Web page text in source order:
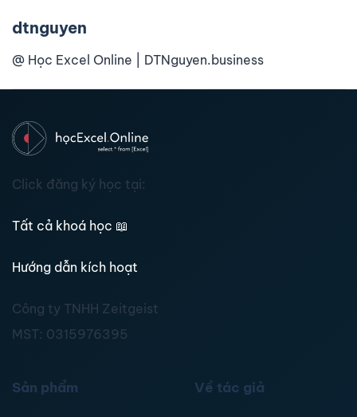
dtnguyen
@ Học Excel Online | DTNguyen.business
Click đăng ký học tại:
Tất cả khoá học 📖
Hướng dẫn kích hoạt
Công ty TNHH Zeitgeist
MST: 0315976395
Sản phẩm Về tác giả